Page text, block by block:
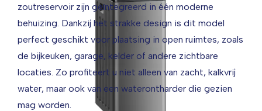
zoutreservoir zijn geïntegreerd in één moderne
behuizing. Dankzij het strakke design is dit model
perfect geschikt voor plaatsing in open ruimtes, zoals
de bijkeuken, garage, kelder of andere zichtbare
locaties. Zo profiteert u niet alleen van zacht, kalkvrij
water, maar ook van een waterontharder die gezien
mag worden.